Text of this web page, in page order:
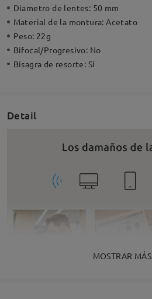
Diametro de lentes: 50 mm
Material de la montura:Acetato
Peso: 22g
Bifocal/Progresivo: No
Bisagra de resorte: Sí
Detail
MOSTRAR MÁS